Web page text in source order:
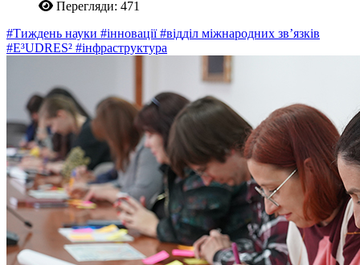
Перегляди: 471
#Тиждень науки #інновації#відділ міжнародних зв’язків
#E³UDRES² #інфраструктура